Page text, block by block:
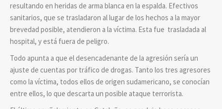
resultando en heridas de arma blanca en la espalda. Efectivos
sanitarios, que se trasladaron al lugar de los hechos a la mayor
brevedad posible, atendieron a la víctima. Esta fue trasladada al
hospital, y está fuera de peligro.
Todo apunta a que el desencadenante de la agresión sería un
ajuste de cuentas por tráfico de drogas. Tanto los tres agresores
como la víctima, todos ellos de origen sudamericano, se conocían
entre ellos, lo que descarta un posible ataque terrorista.